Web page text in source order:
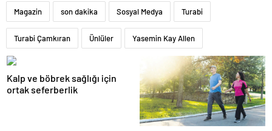
Magazin son dakika Sosyal Medya Turabi
Turabi Çamkıran Ünlüler Yasemin Kay Allen
Kalp ve böbrek sağlığı için
ortak seferberlik